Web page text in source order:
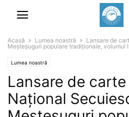
Acasă Lumea noastră
Lansare de
Meșteșuguri populare tradiționale, volumul II
Lumea noastră
Lansare de
Național